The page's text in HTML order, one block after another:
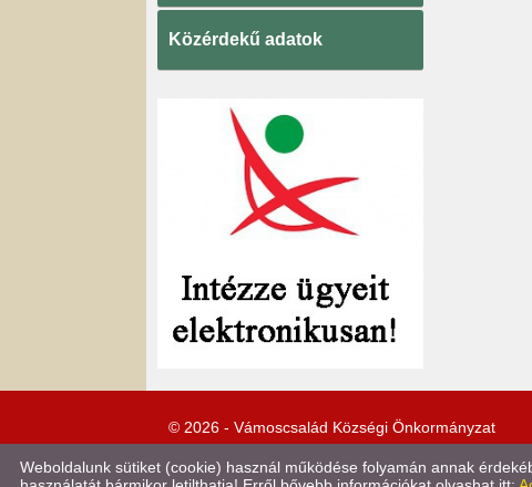
Közérdekű adatok
© 2026 - Vámoscsalád Községi Önkormányzat
Weboldalunk sütiket (cookie) használ működése folyamán annak